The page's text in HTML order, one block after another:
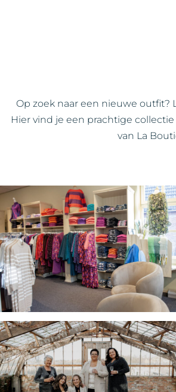
Op zoek naar een nieuwe
Hier vind je een prachtige
van La